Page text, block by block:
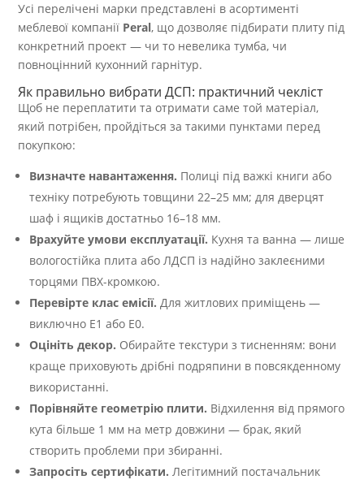
Усі перелічені марки представлені в асортименті
меблевої компанії Peral, що дозволяє підбирати плиту під
конкретний проект — чи то невелика тумба, чи
повноцінний кухонний гарнітур.
Як правильно вибрати ДСП: практичний чекліст
Щоб не переплатити та отримати саме той матеріал,
який потрібен, пройдіться за такими пунктами перед
покупкою:
Визначте навантаження. Полиці під важкі книги або
техніку потребують товщини 22–25 мм; для дверцят
шаф і ящиків достатньо 16–18 мм.
Врахуйте умови експлуатації. Кухня та ванна — лише
вологостійка плита або ЛДСП із надійно заклеєними
торцями ПВХ-кромкою.
Перевірте клас емісії. Для житлових приміщень —
виключно E1 або E0.
Оцініть декор. Обирайте текстури з тисненням: вони
краще приховують дрібні подряпини в повсякденному
використанні.
Порівняйте геометрію плити. Відхилення від прямого
кута більше 1 мм на метр довжини — брак, який
створить проблеми при збиранні.
Запросіть сертифікати. Легітимний постачальник